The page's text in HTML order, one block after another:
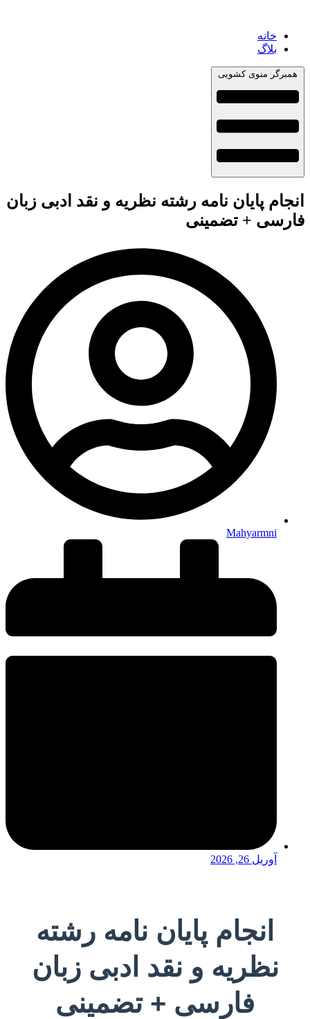
خانه
بلاگ
همبرگر منوی کشویی
انجام پایان نامه رشته نظریه و نقد ادبی زبان
فارسی + تضمینی
Mahyarmni
آوریل 26, 2026
انجام پایان نامه رشته
نظریه و نقد ادبی زبان
فارسی + تضمینی